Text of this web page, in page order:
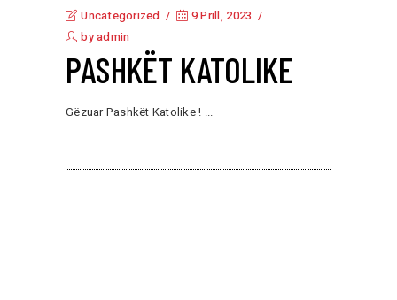
Uncategorized
9 Prill, 2023
byadmin
PASHKËT KATOLIKE
Gëzuar Pashkët Katolike !